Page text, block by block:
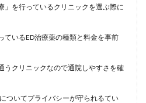
」を行っているクリニックを選ぶ際に
ているED治療薬の種類と料金を事前
うクリニックなので通院しやすさを確
ついてプライバシーが守られるてい